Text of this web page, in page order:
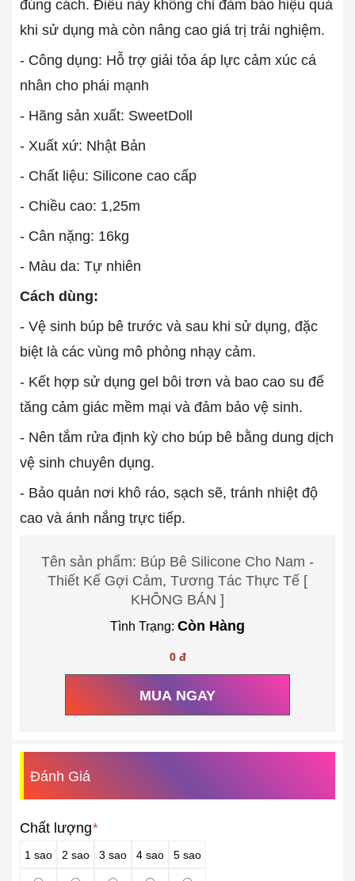
đúng cách. Điều này không chỉ đảm bảo hiệu quả
khi sử dụng mà còn nâng cao giá trị trải nghiệm.
- Công dụng: Hỗ trợ giải tỏa áp lực cảm xúc cá
nhân cho phái mạnh
- Hãng sản xuất: SweetDoll
- Xuất xứ: Nhật Bản
- Chất liệu: Silicone cao cấp
- Chiều cao: 1,25m
- Cân nặng: 16kg
- Màu da: Tự nhiên
Cách dùng:
- Vệ sinh búp bê trước và sau khi sử dụng, đặc
biệt là các vùng mô phỏng nhạy cảm.
- Kết hợp sử dụng gel bôi trơn và bao cao su để
tăng cảm giác mềm mại và đảm bảo vệ sinh.
- Nên tắm rửa định kỳ cho búp bê bằng dung dịch
vệ sinh chuyên dụng.
- Bảo quản nơi khô ráo, sạch sẽ, tránh nhiệt độ
cao và ánh nắng trực tiếp.
Tên sản phẩm: Búp Bê Silicone Cho Nam -
Thiết Kế Gợi Cảm, Tương Tác Thực Tế [
KHÔNG BÁN ]
Tình Trạng: Còn Hàng
0 đ
MUA NGAY
Đánh Giá
Chất lượng*
1 sao 2 sao 3 sao 4 sao 5 sao